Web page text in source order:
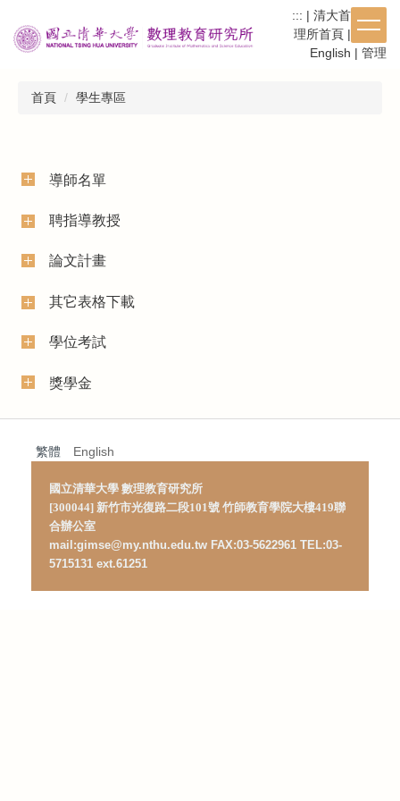
到
主
::: | 清大首頁
理所首頁 | 繁體|
English | 管理
首頁 學生專區
導師名單
聘指導教授
論文計畫
其它表格下載
學位考試
獎學金
繁體 English
國立清華大學 數理教育研究所
[300044] 新竹市光復路二段101號 竹師教育學院大樓419聯
合辦公室
mail:gimse@my.nthu.edu.tw FAX:03-5622961 TEL:03-
5715131 ext.61251